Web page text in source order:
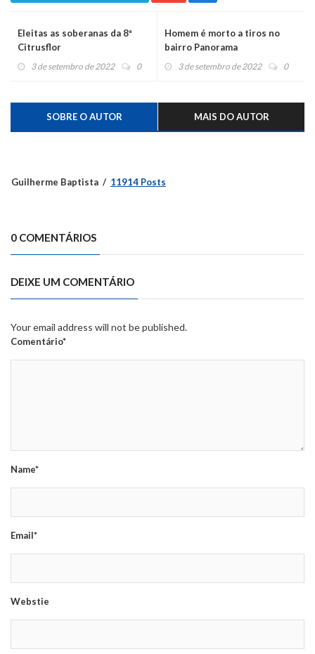
Eleitas as soberanas da 8ª
Citrusflor
3 de setembro de 2022 0
Homem é morto a tiros no
bairro Panorama
3 de setembro de 2022 0
SOBRE O AUTOR MAIS DO AUTOR
Guilherme Baptista 11914 Posts
0 COMENTÁRIOS
DEIXE UM COMENTÁRIO
Your email address will not be published.
Comentário*
Name*
Email*
Webstie